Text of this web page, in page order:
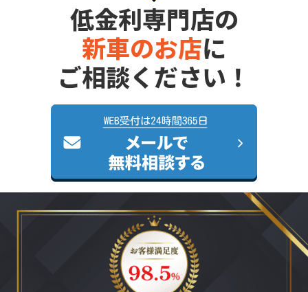
低金利専門店の
新車のお店に
ご相談ください！